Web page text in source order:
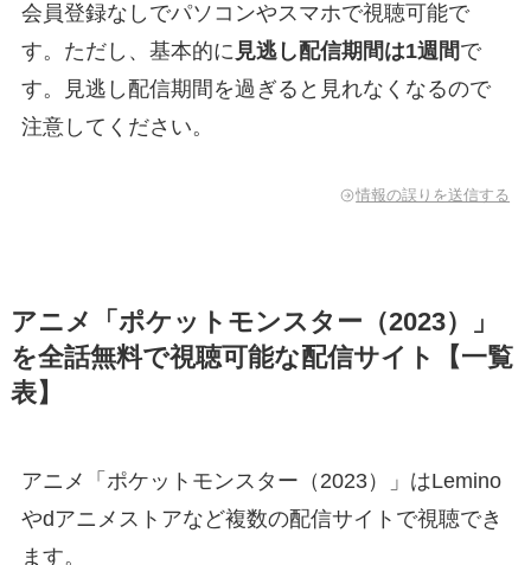
会員登録なしでパソコンやスマホで視聴可能で
す。ただし、基本的に 見逃し配信期間は1週間で
す。見逃し配信期間を過ぎると見れなくなるので
注意してください。
情報の誤りを送信する
アニメ「ポケットモンスター（2023）」
を全話無料で視聴可能な配信サイト【一覧
表】
アニメ「ポケットモンスター（2023）」はLemino
やdアニメストアなど複数の配信サイトで視聴でき
ます。